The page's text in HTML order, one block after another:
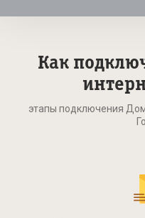
Как
этапы подключения